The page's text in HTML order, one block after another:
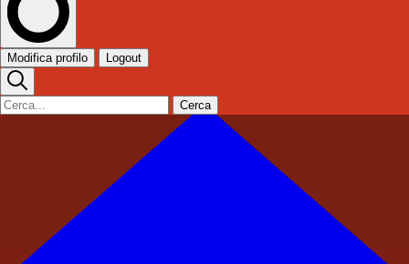
Modifica profilo Logout
Cerca